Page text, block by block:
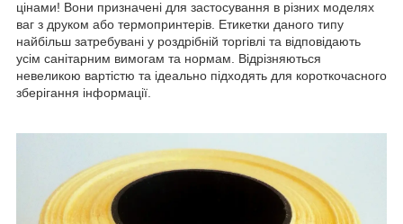
цінами! Вони призначені для застосування в різних моделях
ваг з друком або термопринтерів. Етикетки даного типу
найбільш затребувані у роздрібній торгівлі та відповідають
усім санітарним вимогам та нормам. Відрізняються
невеликою вартістю та ідеально підходять для короткочасного
зберігання інформації.